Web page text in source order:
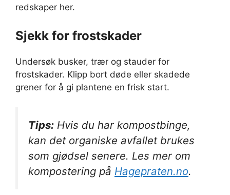
redskaper her.
Sjekk for frostskader
Undersøk busker, trær og stauder for
frostskader. Klipp bort døde eller skadede
grener for å gi plantene en frisk start.
Tips: Hvis du har kompostbinge,
kan det organiske avfallet brukes
som gjødsel senere. Les mer om
kompostering på Hagepraten.no.